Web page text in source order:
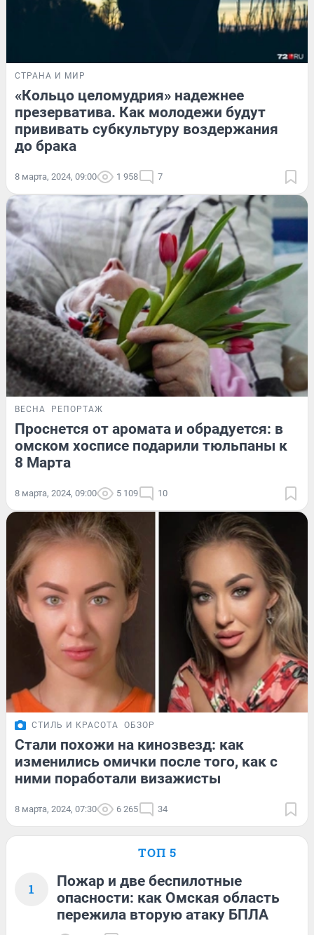
СТРАНА И МИР
«Кольцо целомудрия» надежнее
презерватива. Как молодежи будут
прививать субкультуру воздержания
до брака
8 марта, 2024, 09:00 1 958 7
ВЕСНА РЕПОРТАЖ
Проснется от аромата и обрадуется: в
омском хосписе подарили тюльпаны к
8 Марта
8 марта, 2024, 09:00 5 109 10
СТИЛЬ И КРАСОТА ОБЗОР
Стали похожи на кинозвезд: как
изменились омички после того, как с
ними поработали визажисты
8 марта, 2024, 07:30 6 265 34
ТОП 5
1
Пожар и две беспилотные
опасности: как Омская область
пережила вторую атаку БПЛА